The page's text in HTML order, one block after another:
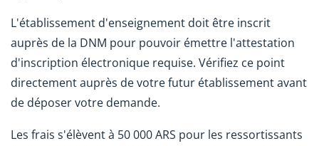
L'établissement d'enseignement doit être inscrit
auprès de la DNM pour pouvoir émettre l'attestation
d'inscription électronique requise. Vérifiez ce point
directement auprès de votre futur établissement avant
de déposer votre demande.
Les frais s'élèvent à 50 000 ARS pour les ressortissants